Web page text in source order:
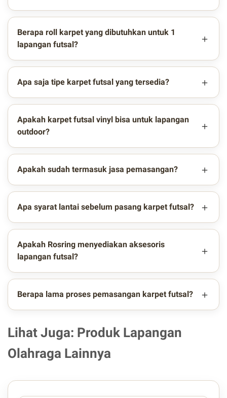
Berapa roll karpet yang dibutuhkan untuk 1
lapangan futsal?
Apa saja tipe karpet futsal yang tersedia?
Apakah karpet futsal vinyl bisa untuk lapangan
outdoor?
Apakah sudah termasuk jasa pemasangan?
Apa syarat lantai sebelum pasang karpet futsal?
Apakah Rosring menyediakan aksesoris
lapangan futsal?
Berapa lama proses pemasangan karpet futsal?
Lihat Juga: Produk Lapangan
Olahraga Lainnya